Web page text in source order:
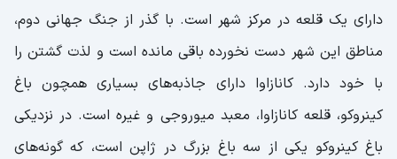
دارای یک قلعه در مرکز شهر است. با گذر از جنگ جهانی دوم،
مناطق این شهر دست نخورده باقی مانده است و لذت گشتن را
با خود دارد. کانازاوا دارای جاذبه‌های بسیاری همچون باغ
کینروکو، قلعه کانازاوا، معبد میوروجی و غیره است. در نزدیکی
باغ کینروکو یکی از سه باغ بزرگ در ژاپن است، که گونه‌‌‌‌‌های